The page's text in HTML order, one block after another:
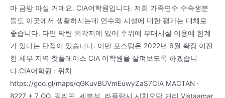
마 금방 아실 거예요. CIA어학원입니다. 저희 가족연수 수속생분
들도 이곳에서 생활하시는데 연수와 시설에 대한 평가는 대체로
좋습니다. 다만 막탄 외각지에 있어 주위에 부대시설 이용에 한계
가 있다는 단점이 있습니다. 이번 포스팅은 2022년 6월 확장 이전
한 세부 지역 핫플레이스 CIA 어학원을 살펴보도록 하겠습니
다.CIA어학원 : 위치
https://goo.gl/maps/qGKuvBUVmEuwyZaS7CIA MACTAN ·
8227 + 7 QQ, 필리핀, 세부섬, 라풀랍시 시치오답 거리 Vistaamar